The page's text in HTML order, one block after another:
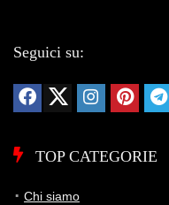
Seguici su:
TOP CATEGORIE
Chi siamo